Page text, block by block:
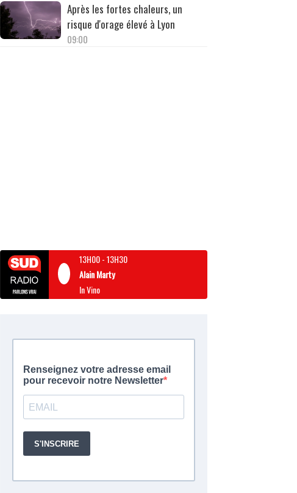
Après les fortes chaleurs, un
risque d'orage élevé à Lyon
09:00
13H00-13H30
Alain Marty
In Vino